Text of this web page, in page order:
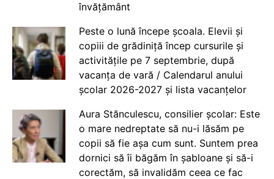
învățământ
Peste o lună începe școala. Elevii și
copiii de grădiniță încep cursurile și
activitățile pe 7 septembrie, după
vacanța de vară / Calendarul anului
școlar 2026-2027 și lista vacanțelor
Aura Stănculescu, consilier școlar: Este
o mare nedreptate să nu-i lăsăm pe
copii să fie așa cum sunt. Suntem prea
dornici să îi băgăm în șabloane și să-i
corectăm, să invalidăm ceea ce fac